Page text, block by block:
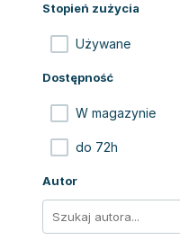
Stopień zużycia
Używane
Dostępność
W magazynie
do 72h
Autor